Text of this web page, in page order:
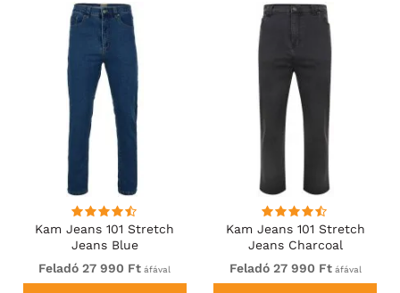
Kam Jeans 101 Stretch
Jeans Blue
Feladó 27 990 Ft áfával
Kam Jeans 101 Stretch
Jeans Charcoal
Feladó 27 990 Ftáfával